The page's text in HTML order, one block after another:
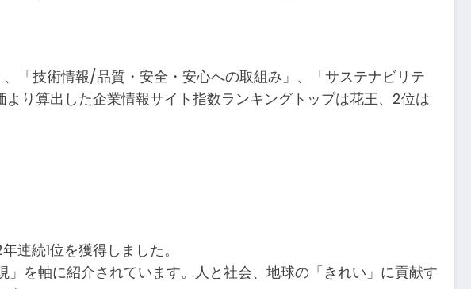
「技術情報/品質・安全・安心への取組み」、「サステナビリテ
り算出した企業情報サイト指数ランキングトップは花王、2位は
続1位を獲得しました。
を軸に紹介されています。人と社会、地球の「きれい」に貢献す